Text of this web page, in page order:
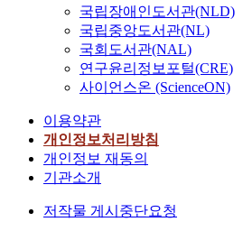
국립장애인도서관(NLD)
국립중앙도서관(NL)
국회도서관(NAL)
연구윤리정보포털(CRE)
사이언스온 (ScienceON)
이용약관
개인정보처리방침
개인정보 재동의
기관소개
저작물 게시중단요청